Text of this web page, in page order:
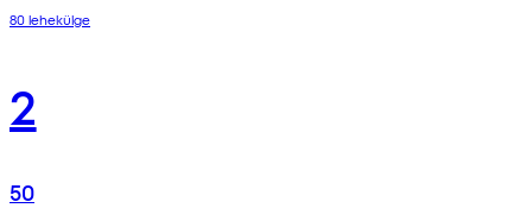
80 lehekülge
2
50